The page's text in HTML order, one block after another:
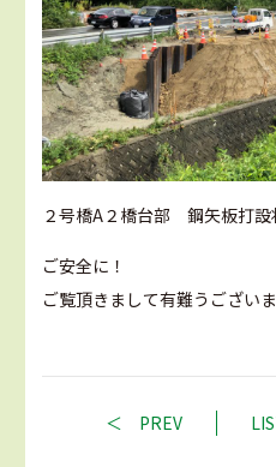
２号橋A２橋台部 鋼矢板打設
ご安全に！
ご覧頂きまして有難うございま
PREV